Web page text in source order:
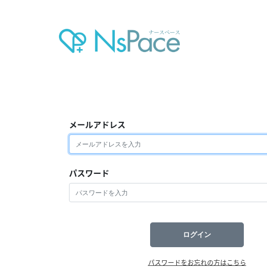
メールアドレス
パスワード
ログイン
パスワードをお忘れの方はこちら